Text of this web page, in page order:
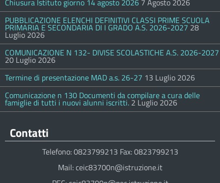
Chiusura Istituto giorno 14 agosto 2026 7 Agosto 2026
PUBBLICAZIONE ELENCHI DEFINITIVI CLASSI PRIME SCUOLA
PRIMARIA E SECONDARIA DI I GRADO A.S. 2026-2027 28
Luglio 2026
COMUNICAZIONE N 132- DIVISE SCOLASTICHE A.S. 2026-2027
20 Luglio 2026
Termine di presentazione MAD a.s. 26-27 13 Luglio 2026
Comunicazione n 130 Documenti da compilare a cura delle
famiglie di tutti i nuovi alunni iscritti. 2 Luglio 2026
Contatti
Telefono: 0823799213 Fax: 0823799213
Mail: ceic83700n@istruzione.it